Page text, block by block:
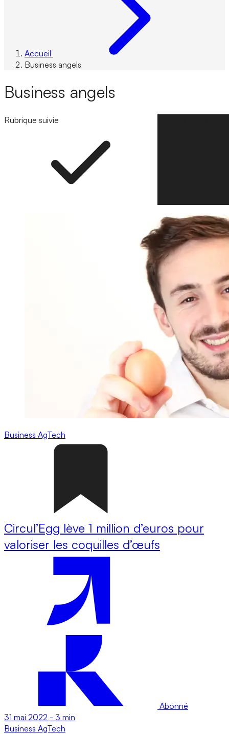
Accueil
Business angels
Business angels
Rubrique suivie
Business AgTech
Circul’Egg lève 1 million d’euros pour
valoriser les coquilles d’œufs
Abonné
31 mai 2022 - 3 min
Business AgTech